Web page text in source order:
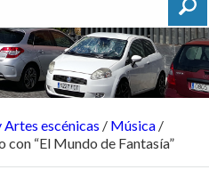
Artes escénicas / Música /
con “El Mundo de Fantasía”